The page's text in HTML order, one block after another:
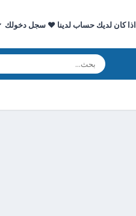
اذا كان لديك حساب لدينا ♥ سجل دخولك